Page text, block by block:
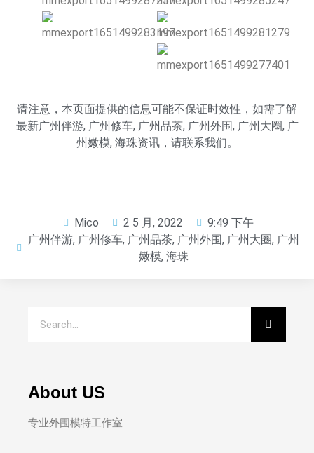
请注意，本页面提供的信息可能不保证时效性，如需了解
最新广州伴游, 广州修车, 广州品茶, 广州外围, 广州大圈, 广
州嫩模, 海珠资讯，请联系我们。
Mico 2 5 月, 2022
9:49 下午
广州伴游, 广州修车, 广州品茶, 广州外围, 广州大圈, 广州
嫩模, 海珠
About US
专业外围模特工作室